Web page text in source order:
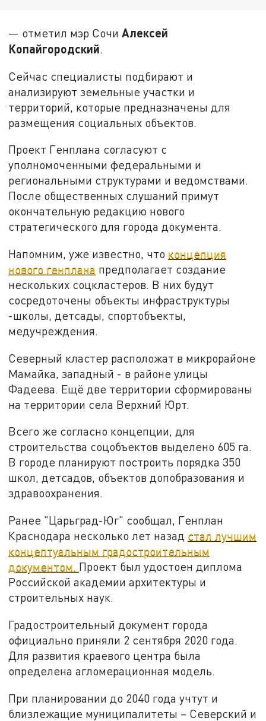
— отметил мэр СочиАлексей
Копайгородский.
Сейчас специалисты подбирают и
анализируют земельные участки и
территорий, которые предназначены для
размещения социальных объектов.
Проект Генплана согласуют с
уполномоченными федеральными и
региональными структурами и ведомствами.
После общественных слушаний примут
окончательную редакцию нового
стратегического для города документа.
Напомним, уже известно, что концепция
нового генплана предполагает создание
нескольких соцкластеров. В них будут
сосредоточены объекты инфраструктуры
-школы, детсады, спортобъекты,
медучреждения.
Северный кластер расположат в микрорайоне
Мамайка, западный - в районе улицы
Фадеева. Ещё две территории сформированы
на территории села Верхний Юрт.
Всего же согласно концепции, для
строительства соцобъектов выделено 605 га.
В городе планируют построить порядка 350
школ, детсадов, объектов допобразования и
здравоохранения.
Ранее "Царьград-Юг" сообщал, Генплан
Краснодара несколько лет назад стал лучшим
концептуальным градостроительным
документом. Проект был удостоен диплома
Российской академии архитектуры и
строительных наук.
Градостроительный документ города
официально приняли 2 сентября 2020 года.
Для развития краевого центра была
определена агломерационная модель.
При планировании до 2040 года учтут и
близлежащие муниципалитеты – Северский и